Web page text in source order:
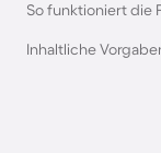
Pensionen in
So funktioniert die
Inhaltliche